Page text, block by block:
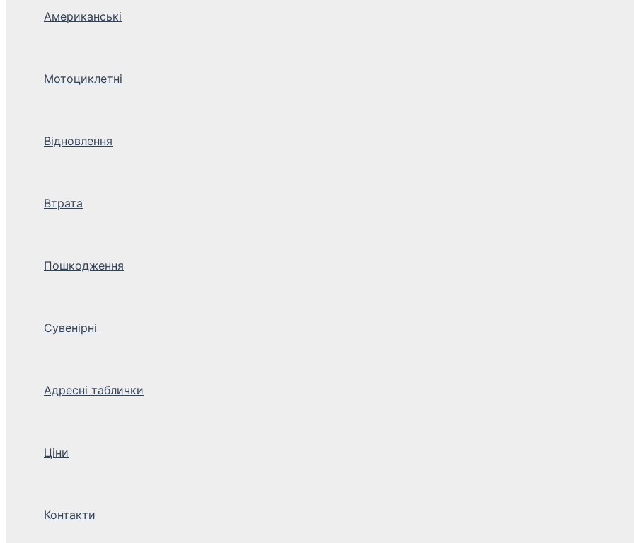
Американські
Мотоциклетні
Відновлення
Втрата
Пошкодження
Сувенірні
Адресні таблички
Ціни
Контакти